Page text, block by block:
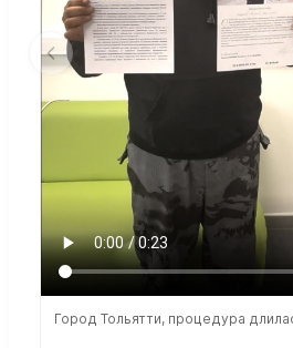
Город Тольятти, процедура